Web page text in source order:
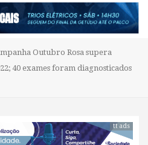
Outubro Rosa supera
40 exames foram diagnosticados
tt ads